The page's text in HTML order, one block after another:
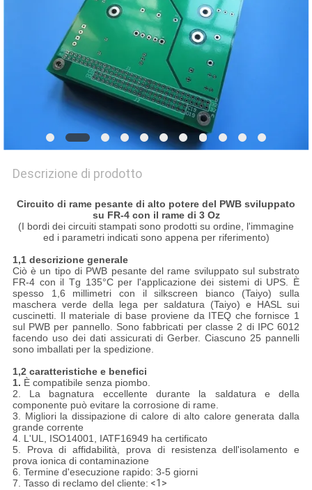
PRIVACY
Descrizione di prodotto
Circuito di rame pesante di alto potere del PWB sviluppato
su FR-4 con il rame di 3 Oz
(I bordi dei circuiti stampati sono prodotti su ordine, l'immagine
ed i parametri indicati sono appena per riferimento)
1,1 descrizione generale
Ciò è un tipo di PWB pesante del rame sviluppato sul substrato
FR-4 con il Tg 135°C per l'applicazione dei sistemi di UPS. È
spesso 1,6 millimetri con il silkscreen bianco (Taiyo) sulla
maschera verde della lega per saldatura (Taiyo) e HASL sui
cuscinetti. Il materiale di base proviene da ITEQ che fornisce 1
sul PWB per pannello. Sono fabbricati per classe 2 di IPC 6012
facendo uso dei dati assicurati di Gerber. Ciascuno 25 pannelli
sono imballati per la spedizione.
1,2 caratteristiche e benefici
1. È compatibile senza piombo.
2. La bagnatura eccellente durante la saldatura e della
componente può evitare la corrosione di rame.
3. Migliori la dissipazione di calore di alto calore generata dalla
grande corrente
4. L'UL, ISO14001, IATF16949 ha certificato
5. Prova di affidabilità, prova di resistenza dell'isolamento e
prova ionica di contaminazione
6. Termine d'esecuzione rapido: 3-5 giorni
7. Tasso di reclamo del cliente: <1>